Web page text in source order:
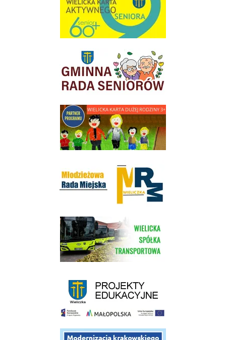
link do strony Gminnej Rady Seniorow - Wieliczka
link do strony - Wielicka Karta Dużej Rodziny
link do strony Wielickiej Spółki Transportowej
link do opisu projektu budowy linii kolejowej Krakow Rudzice